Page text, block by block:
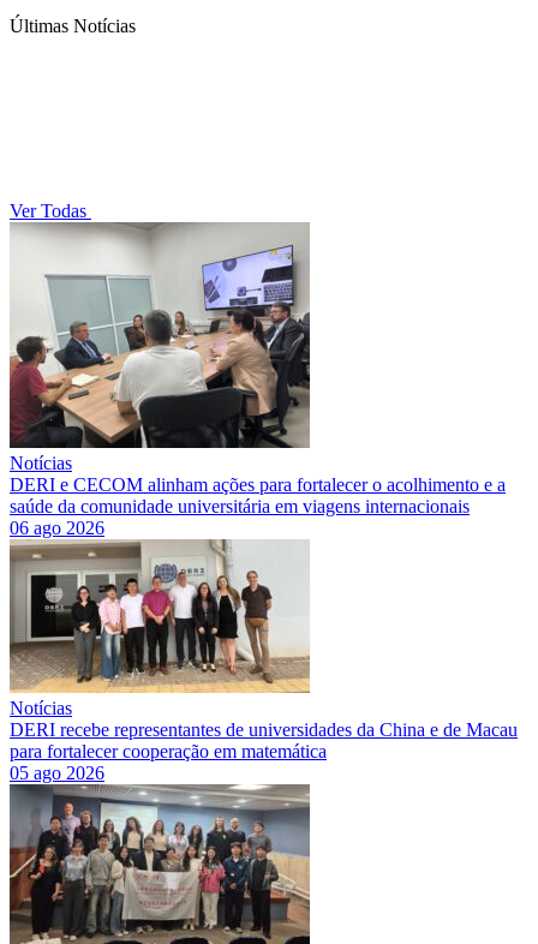
Últimas Notícias
Ver Todas
Notícias
DERI e CECOM alinham ações para fortalecer o acolhimento e a
saúde da comunidade universitária em viagens internacionais
06 ago 2026
Notícias
DERI recebe representantes de universidades da China e de Macau
para fortalecer cooperação em matemática
05 ago 2026